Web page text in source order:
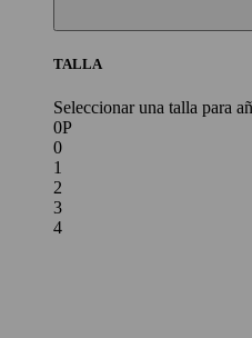
TALLA
Seleccionar una talla para
0P
0
1
2
3
4